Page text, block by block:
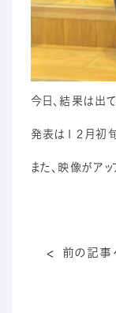
今日、結果は出
発表は１２月初
また、映像がア
前の記事